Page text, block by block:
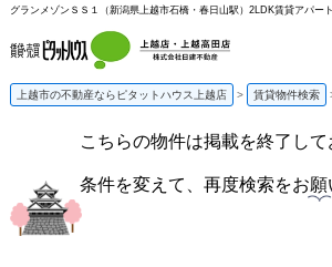
上越市の不動産ならピタットハウス上越店 > 賃貸物件検索
こちらの物件は掲載を終了して
条件を変えて、再度検索をお願